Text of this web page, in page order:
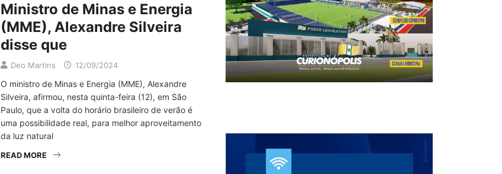
Ministro de Minas e Energia
(MME), Alexandre Silveira
disse que
Deo Martins 12/09/2024
O ministro de Minas e Energia (MME), Alexandre
Silveira, afirmou, nesta quinta-feira (12), em São
Paulo, que a volta do horário brasileiro de verão é
uma possibilidade real, para melhor aproveitamento
da luz natural
READ MORE